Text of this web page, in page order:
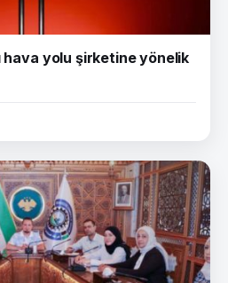
hava yolu şirketine yönelik